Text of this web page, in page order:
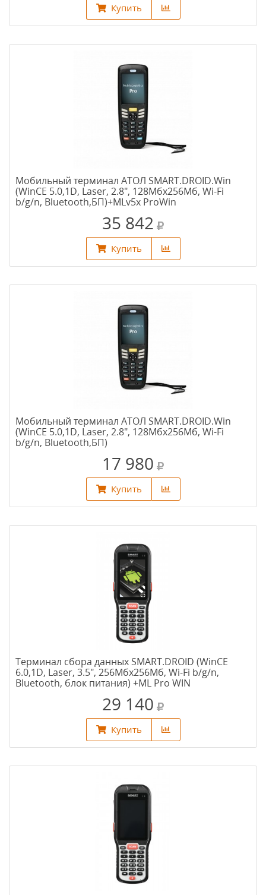
Купить
Мобильный терминал АТОЛ SMART.DROID.Win
(WinCE 5.0,1D, Laser, 2.8", 128Мбх256Мб, Wi-Fi
b/g/n, Bluetooth,БП)+MLv5x ProWin
35 842
Купить
Мобильный терминал АТОЛ SMART.DROID.Win
(WinCE 5.0,1D, Laser, 2.8", 128Мбх256Мб, Wi-Fi
b/g/n, Bluetooth,БП)
17 980
Купить
Терминал сбора данных SMART.DROID (WinCE
6.0,1D, Laser, 3.5", 256Мбх256Мб, Wi-Fi b/g/n,
Bluetooth, блок питания) +ML Pro WIN
29 140
Купить